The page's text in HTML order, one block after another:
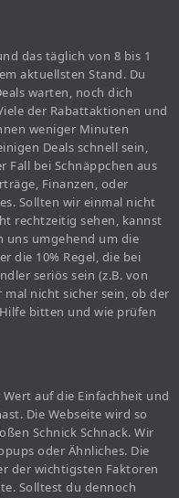
das täglich von 8 bis 1
aktuellsten Stand. Du
warten, noch dich
der Rabattaktionen und
weniger Minuten
Deals schnell sein,
Fall bei Schnäppchen aus
Finanzen, oder
Sollten wir einmal nicht
rechtzeitig sehen, kannst
uns umgehend um die
die 10% Regel, die bei
seriös sein (z.B. von
nicht sicher sein, ob der
bitten und wie prüfen
auf die Einfachheit und
Die Webseite wird so
Schnick Schnack. Wir
oder Ähnliches. Die
der wichtigsten Faktoren
Solltest du dennoch